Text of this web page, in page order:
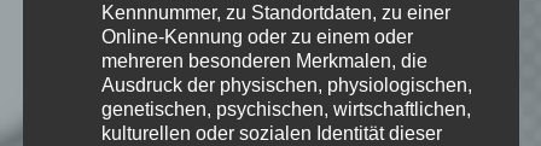
EmKa
Ich bin leidenschaftlicher
Kennnummer, zu Standortdaten, zu einer
Online-Kennung oder zu einem oder
mehreren besonderen Merkmalen, die
Ausdruck der physischen, physiologischen,
genetischen, psychischen, wirtschaftlichen,
kulturellen oder sozialen Identität dieser